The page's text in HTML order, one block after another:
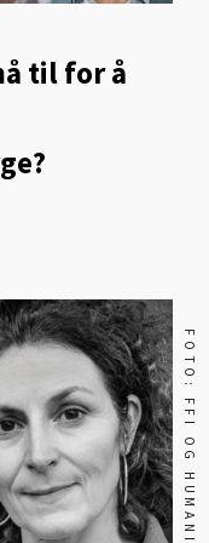
til for å
FOTO: FFI OG HUMANIST.NO